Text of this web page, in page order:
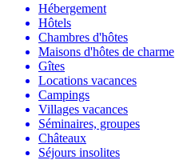
Hébergement
Hôtels
Chambres d'hôtes
Maisons d'hôtes de charme
Gîtes
Locations vacances
Campings
Villages vacances
Séminaires, groupes
Châteaux
Séjours insolites